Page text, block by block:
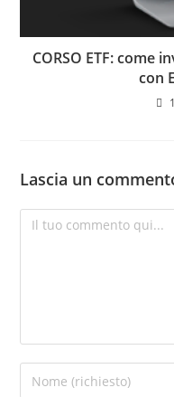
CORSO ETF: come
con
Lascia un